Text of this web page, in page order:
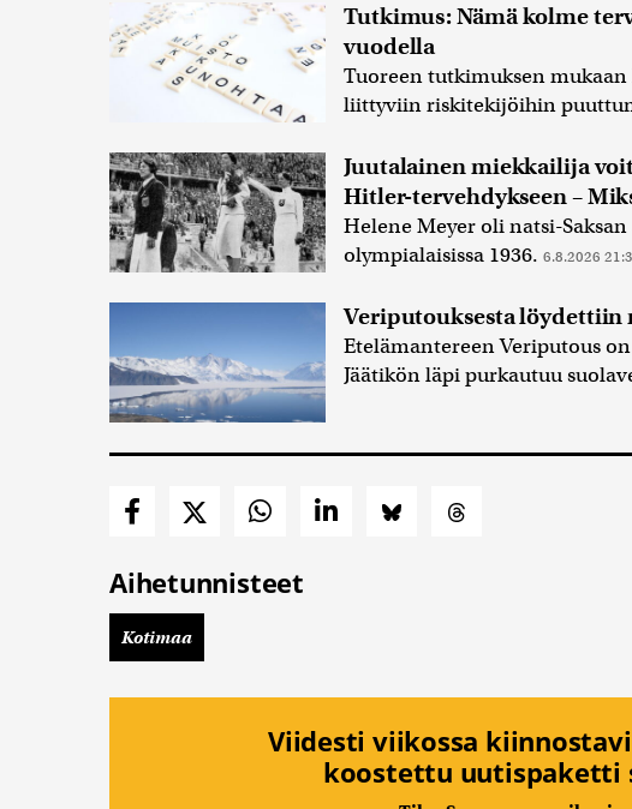
Tutkimus: Nämä kolme
vuodella
Tuoreen tutkimuksen
liittyviin riskitekijöihin
Juutalainen miekkailija
Hitler-tervehdykseen –
Helene Meyer oli natsi-
olympialaisissa 1936. 6.8.2026
Veriputouksesta löydettiin
Etelämantereen Veriputous
Jäätikön läpi purkautuu
Aihetunnisteet
Kotimaa
Viidesti viikossa
koostettu uutispaketti